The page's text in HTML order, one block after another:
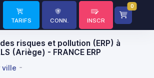
TARIFS CONN. INSCR
0
risques et pollution (ERP) à
(Ariège) - FRANCE ERP
ville